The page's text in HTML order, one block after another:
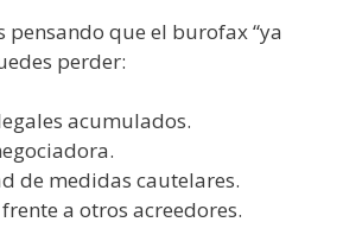
pensando que el burofax “ya
perder:
acumulados.
de medidas cautelares.
a otros acreedores.